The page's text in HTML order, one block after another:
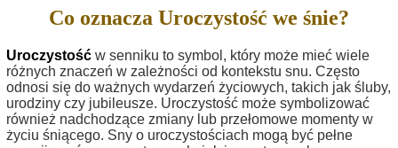
Co oznacza Uroczystość we śnie?
Uroczystość w senniku to symbol, który może mieć wiele
różnych znaczeń w zależności od kontekstu snu. Często
odnosi się do ważnych wydarzeń życiowych, takich jak śluby,
urodziny czy jubileusze. Uroczystość może symbolizować
również nadchodzące zmiany lub przełomowe momenty w
życiu śniącego. Sny o uroczystościach mogą być pełne